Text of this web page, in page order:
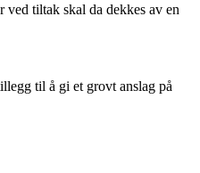
ved tiltak skal da dekkes av en
til å gi et grovt anslag på